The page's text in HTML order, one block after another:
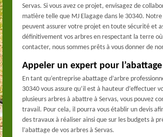
Servas. Si vous avez ce projet, envisagez de
matière telle que MJ Elagage dans le 30340.
peuvent assurer votre projet en toute sécurité et
définitivement vos arbres en respectant la terre
contacter, nous sommes prêts à vous donner de
Appeler un expert pour l’abattage
En tant qu’entreprise abattage d’arbre
30340 vous assure qu’il est à hauteur d’effectuer
plusieurs arbres à abattre à Servas, vous pouvez
travail. Pour cela, il pourra vous établir un devis
des travaux à réaliser ainsi que sur les budgets à
l’abattage de vos arbres à Servas.